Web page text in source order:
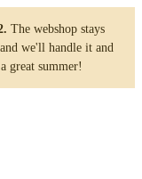
The webshop stays
we'll handle it and
great summer!